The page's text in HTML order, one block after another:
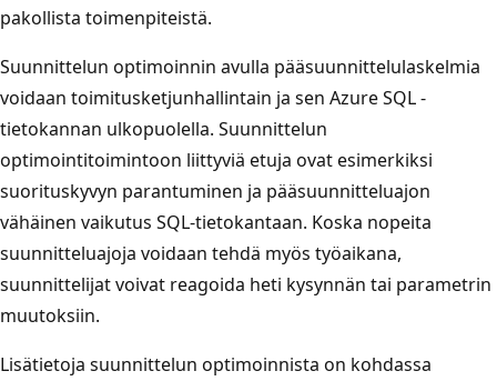
pakollista toimenpiteistä.
Suunnittelun optimoinnin avulla pääsuunnittelulaskelmia
voidaan toimitusketjunhallintain ja sen Azure SQL -
tietokannan ulkopuolella. Suunnittelun
optimointitoimintoon liittyviä etuja ovat esimerkiksi
suorituskyvyn parantuminen ja pääsuunnitteluajon
vähäinen vaikutus SQL-tietokantaan. Koska nopeita
suunnitteluajoja voidaan tehdä myös työaikana,
suunnittelijat voivat reagoida heti kysynnän tai parametrin
muutoksiin.
Lisätietoja suunnittelun optimoinnista on kohdassa